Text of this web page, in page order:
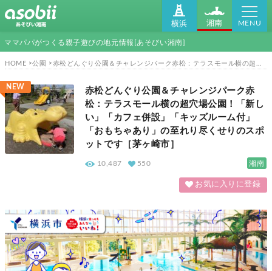
横浜 湘南 MENU
ママパパがつくる親子遊びの地元情報[あそびい湘南]
HOME 公園 赤松どんぐり公園＆チャレンジパーク赤松：テラスモール横の超穴場公園！「新しい」「カフェ併設」「キッズルーム付」「おもちゃあり」の至れり尽くせりのスポットです［茅ヶ崎市］
NEW
赤松どんぐり公園＆チャレンジパーク赤
松：テラスモール横の超穴場公園！「新し
い」「カフェ併設」「キッズルーム付」
「おもちゃあり」の至れり尽くせりのスポ
ットです［茅ヶ崎市］
湘南
10,487 550
お気に入りに登録